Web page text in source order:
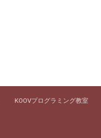
KOOVプログラミング教室